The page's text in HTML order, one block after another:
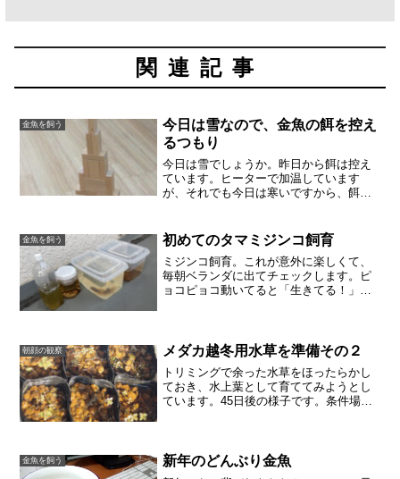
関連記事
金魚を飼う
今日は雪なので、金魚の餌を控え
るつもり
今日は雪でしょうか。昨日から餌は控え
ています。ヒーターで加温しています
が、それでも今日は寒いですから、餌を
させようかな。
金魚を飼う 初めてのタマミジンコ飼育
ミジンコ飼育。これが意外に楽しくて、
毎朝ベランダに出てチェックします。ピ
ョコピョコ動いてると「生きてる！」と
コ飼っちゃう？」としつこ...
朝顔の観察 メダカ越冬用水草を準備その２
トリミングで余った水草をほったらかし
ておき、水上葉として育ててみようとし
ています。45日後の様子です。条件場
ラバラにしたロタラ...
金魚を飼う 新年のどんぶり金魚